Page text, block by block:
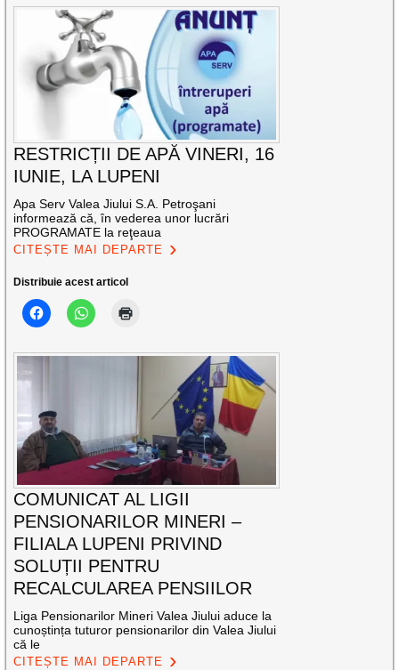
RESTRICȚII DE APĂ VINERI, 16
IUNIE, LA LUPENI
Apa Serv Valea Jiului S.A. Petroşani
informează că, în vederea unor lucrări
PROGRAMATE la reţeaua
CITEȘTE MAI DEPARTE
Distribuie acest articol
COMUNICAT AL LIGII
PENSIONARILOR MINERI –
FILIALA LUPENI PRIVIND
SOLUȚII PENTRU
RECALCULAREA PENSIILOR
Liga Pensionarilor Mineri Valea Jiului aduce la
cunoștința tuturor pensionarilor din Valea Jiului
că le
CITEȘTE MAI DEPARTE